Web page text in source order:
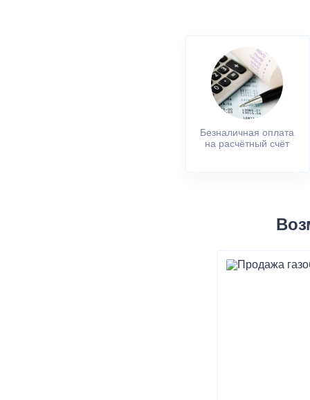
Безналичная оплата
на расчётный счёт